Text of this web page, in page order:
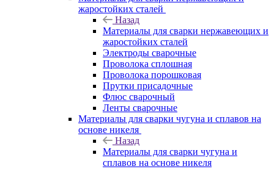
жаростойких сталей
Назад
Материалы для сварки нержавеющих и
жаростойких сталей
Электроды сварочные
Проволока сплошная
Проволока порошковая
Прутки присадочные
Флюс сварочный
Ленты сварочные
Материалы для сварки чугуна и сплавов на
основе никеля
Назад
Материалы для сварки чугуна и
сплавов на основе никеля